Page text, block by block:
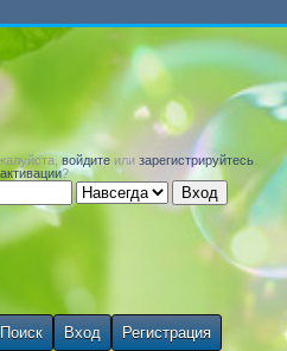
войдите или зарегистрируйтесь
?
Поиск Вход Регистрация